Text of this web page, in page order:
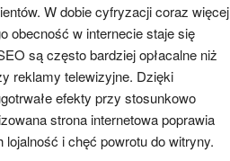
W dobie cyfryzacji coraz więcej
obecność w internecie staje się
są często bardziej opłacalne niż
reklamy telewizyjne. Dzięki
efekty przy stosunkowo
strona internetowa poprawia
i chęć powrotu do witryny.